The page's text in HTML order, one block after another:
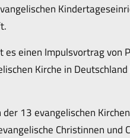
einen Impulsvortrag von
Kirche in
13 evangelischen
Christinnen und